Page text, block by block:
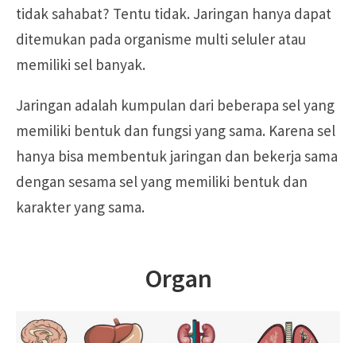
tidak sahabat? Tentu tidak. Jaringan hanya dapat
ditemukan pada organisme multi seluler atau
memiliki sel banyak.
Jaringan adalah kumpulan dari beberapa sel yang
memiliki bentuk dan fungsi yang sama. Karena sel
hanya bisa membentuk jaringan dan bekerja sama
dengan sesama sel yang memiliki bentuk dan
karakter yang sama.
Organ